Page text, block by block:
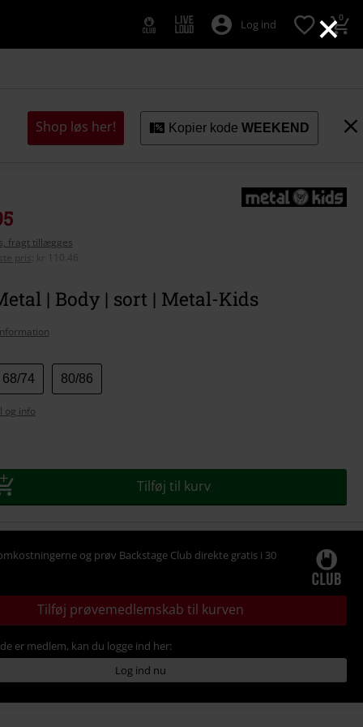
×
Log ind 0
Shop løs her! Kopier kode WEEKEND
fragt tillægges
pris
kr 110.46
| Body | sort | Metal-Kids
68/74 80/86
og info
Tilføj til kurv
og prøv Backstage Club direkte gratis i 30
Tilføj prøvemedlemskab til kurven
er medlem, kan du logge ind her:
Log ind nu